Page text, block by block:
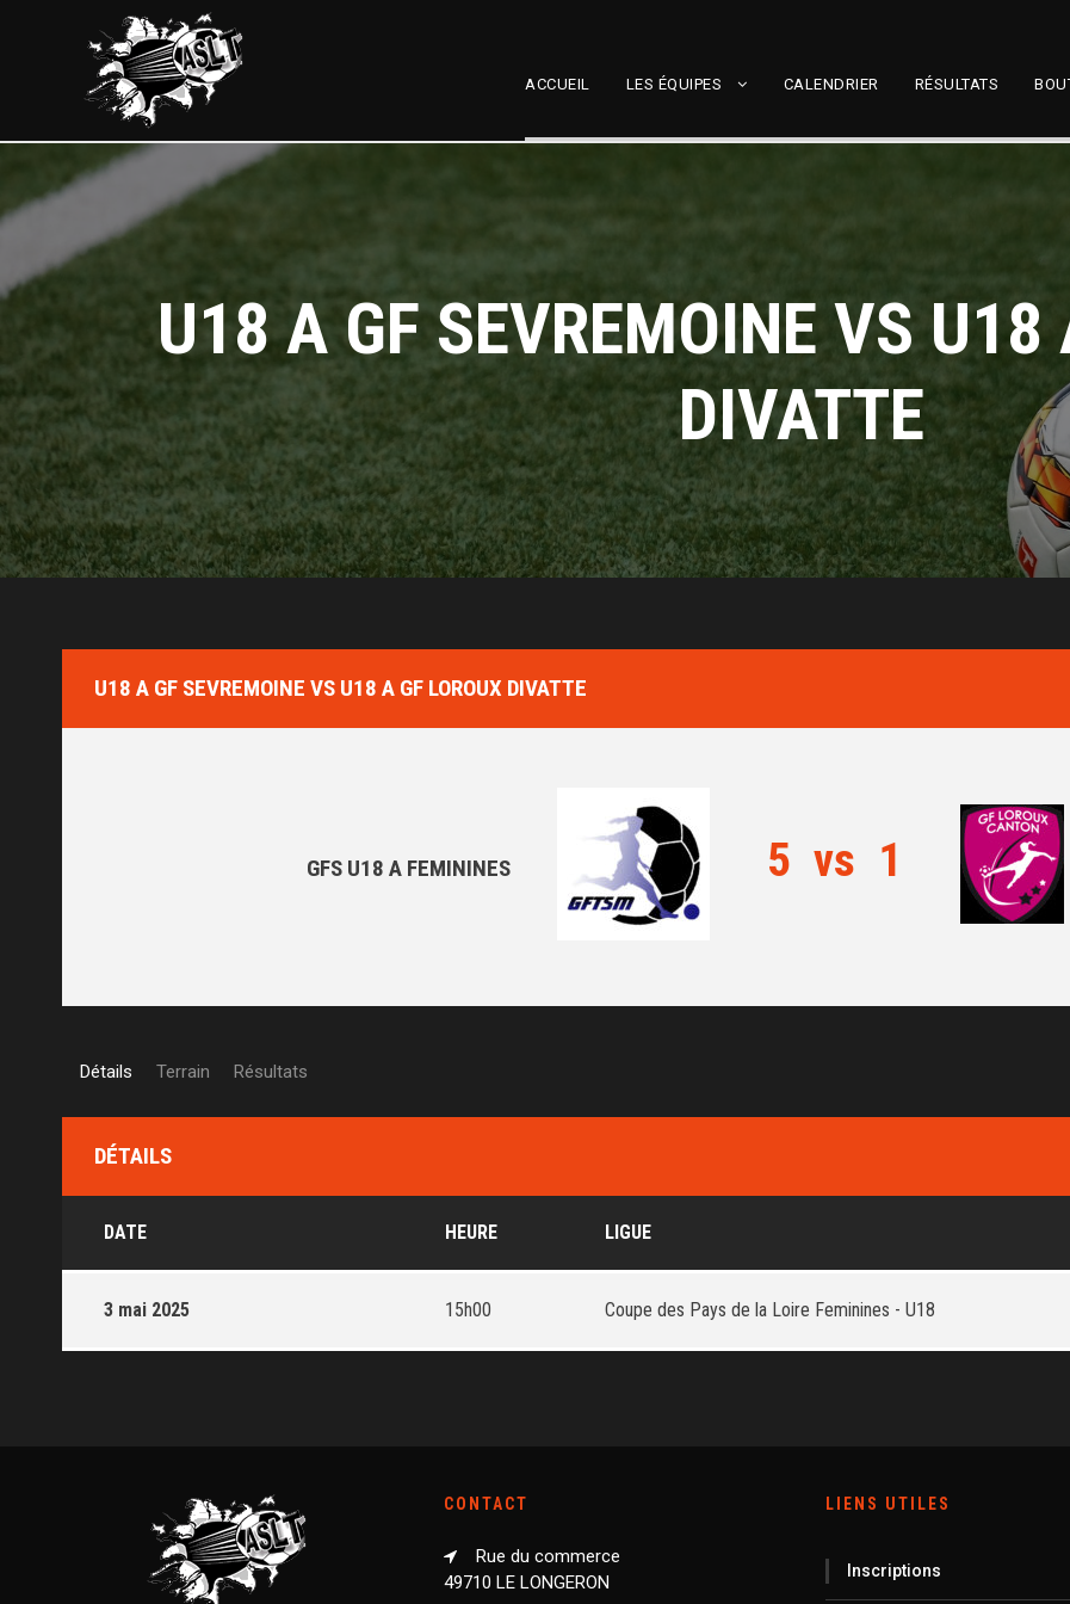
ACCUEIL LES ÉQUIPES CALENDRIER RÉSULTATS
U18 A GF SEVREMOINE VS U18
DIVATTE
U18 A GF SEVREMOINE VS U18 A GF LOROUX DIVATTE
GFS U18 A FEMININES 5 vs 1
Détails Terrain Résultats
DÉTAILS
DATE HEURE LIGUE
3 mai 2025 15h00 Coupe des Pays de la Loire Feminines - U18
CONTACT
Rue du commerce
49710 LE LONGERON
LIENS UTILES
Inscriptions